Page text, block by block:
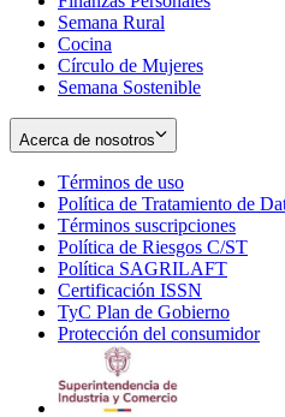
Semana Rural
Cocina
Círculo de Mujeres
Semana Sostenible
Acerca de nosotros
Términos de uso
in
new
window
Política de Tratamiento de
Términos suscripciones
in
Política de Riesgos C/ST
Política SAGRILAFT
new
window
Certificación ISSN
in
new
TyC Plan de Gobierno
in
Protección del consumidor